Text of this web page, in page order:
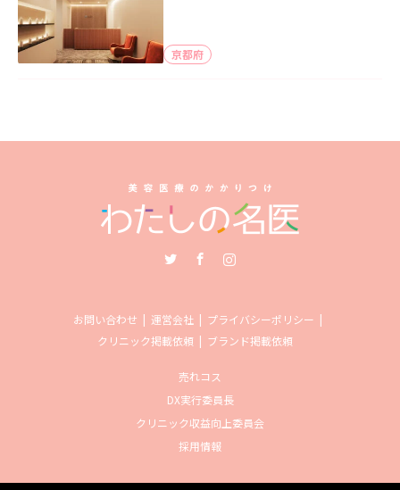
京都府
お問い合わせ 運営会社
プライバシーポリシー
クリニック掲載依頼
ブランド掲載依頼
売れコス
DX実行委員長
クリニック収益向上委員会
採用情報